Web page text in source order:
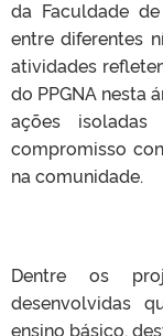
da Faculdade
entre diferentes
atividades
do PPGNA nesta
ações
compromisso
na comunidade.
Dentre os
desenvolvidas
ensino básico,